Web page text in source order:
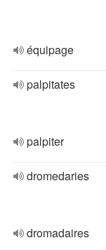
équipage
palpitates
palpiter
dromedaries
dromadaires